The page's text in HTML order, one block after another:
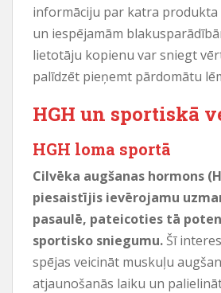
informāciju par katra
un iespējamām
lietotāju kopienu var sniegt
palīdzēt pieņemt pārdomātu
HGH un sportiskā
HGH loma sportā
Cilvēka augšanas hormons
piesaistījis ievērojamu
pasaulē, pateicoties tā
sportisko sniegumu. Šī
spējas veicināt muskuļu
atjaunošanās laiku un